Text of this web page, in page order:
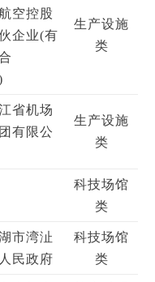
空控股
企业(有
生产设施
类
省机场
有限公
生产设施
类
科技场馆
类
市湾沚
民政府
科技场馆
类